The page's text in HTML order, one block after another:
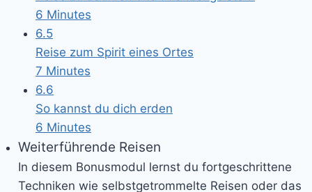
6 Minutes
6.5
Reise zum Spirit eines Ortes
7 Minutes
6.6
So kannst du dich erden
6 Minutes
Weiterführende Reisen
In diesem Bonusmodul lernst du fortgeschrittene
Techniken wie selbstgetrommelte Reisen oder das